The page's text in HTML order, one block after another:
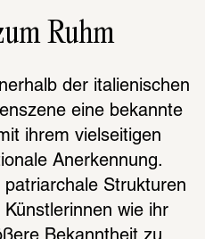
Ruhm
der italie­ni­schen
eine bekannte
ihrem viel­sei­ti­gen
Aner­ken­nung.
Struk­tu­ren
wie ihr